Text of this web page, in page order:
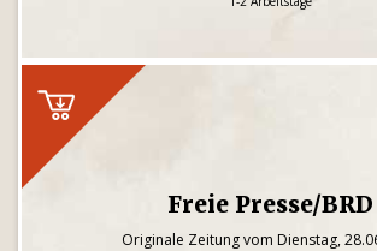
Freie Presse/BRD
Originale Zeitung vom Dienstag,